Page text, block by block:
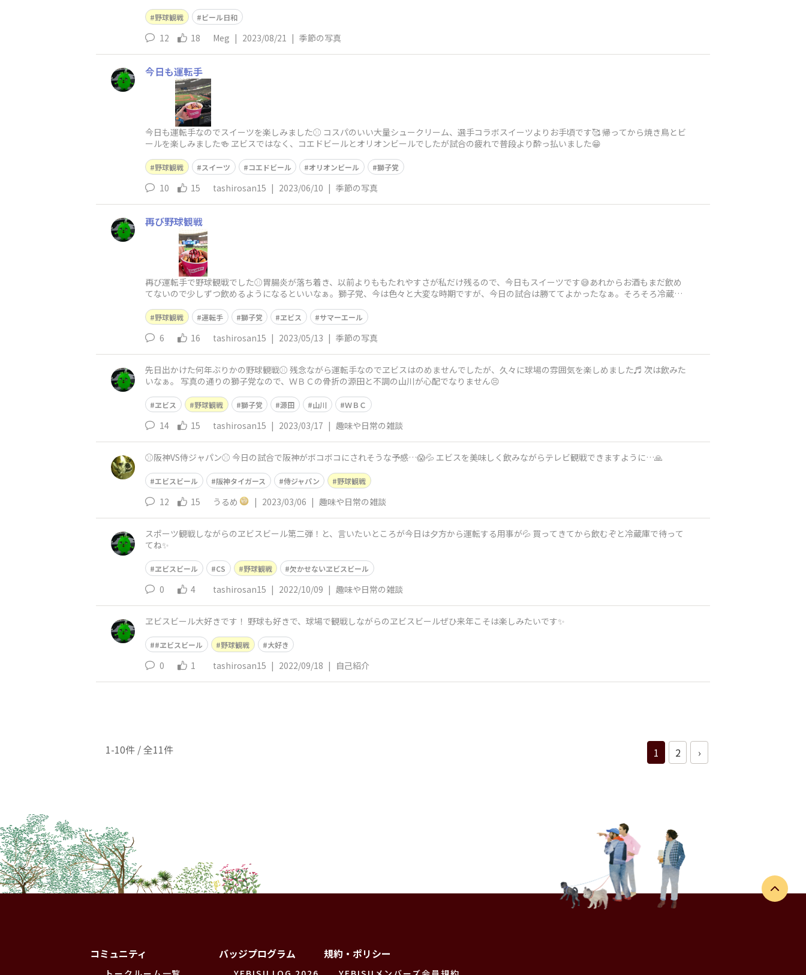
野球観戦 ビール日和
12 18 Meg | 2023/08/21 | 季節の写真
今日も運転手
今日も運転手なのでスイーツを楽しみました⚾ コスパのいい大量シュークリーム、選手コラボスイーツよりお手頃です🥰 帰ってから焼き鳥とビ
ールを楽しみました🍻 ヱビスではなく、コエドビールとオリオンビールでしたが試合の疲れで普段より酔っ払いました😁
野球観戦 スイーツ コエドビール オリオンビール 獅子党
10 15 tashirosan15 | 2023/06/10 | 季節の写真
再び野球観戦
再び運転手で野球観戦でした⚾胃腸炎が落ち着き、以前よりももたれやすさが私だけ残るので、今日もスイーツです😅あれからお酒もまだ飲め
てないので少しずつ飲めるようになるといいなぁ。獅子党、今は色々と大変な時期ですが、今日の試合は勝ててよかったなぁ。そろそろ冷蔵庫
野球観戦 運転手 獅子党 ヱビス サマーエール
6 16 tashirosan15 | 2023/05/13 | 季節の写真
先日出かけた何年ぶりかの野球観戦⚾ 残念ながら運転手なのでヱビスはのめませんでしたが、久々に球場の雰囲気を楽しめました♬ 次は飲みた
いなぁ。 写真の通りの獅子党なので、ＷＢＣの骨折の源田と不調の山川が心配でなりません😣
ヱビス 野球観戦 獅子党 源田 山川 ＷＢＣ
14 15 tashirosan15 | 2023/03/17 | 趣味や日常の雑談
⚾阪神VS侍ジャパン⚾ 今日の試合で阪神がボコボコにされそうな予感…😱💦 エビスを美味しく飲みながらテレビ観戦できますように…🙏
エビスビール 阪神タイガース 侍ジャパン 野球観戦
12 15 うるめ | 2023/03/06 | 趣味や日常の雑談
スポーツ観戦しながらのヱビスビール第二弾！と、言いたいところが今日は夕方から運転する用事が💦 買ってきてから飲むぞと冷蔵庫で待って
てね✨
ヱビスビール CS 野球観戦 欠かせないヱビスビール
0 4 tashirosan15 | 2022/10/09 | 趣味や日常の雑談
ヱビスビール大好きです！ 野球も好きで、球場で観戦しながらのヱビスビールぜひ来年こそは楽しみたいです✨
#ヱビスビール 野球観戦 大好き
0 1 tashirosan15 | 2022/09/18 | 自己紹介
1-10件 / 全11件 1 2 ›
コミュニティ バッジプログラム 規約・ポリシー